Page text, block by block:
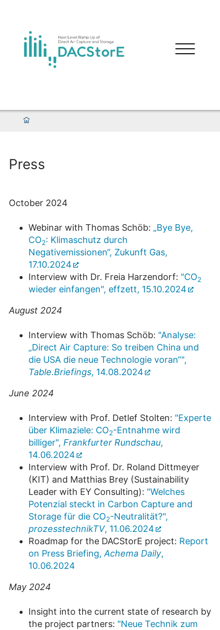
Press
October 2024
Webinar with Thomas Schöb: „Bye Bye,
CO2: Klimaschutz durch
Negativemissionen“, Zukunft Gas,
17.10.2024
Interview with Dr. Freia Harzendorf: "CO2
wieder einfangen", effzett, 15.10.2024
August 2024
Interview with Thomas Schöb: "Analyse:
„Direct Air Capture: So treiben China und
die USA die neue Technologie voran“",
Table.Briefings, 14.08.2024
June 2024
Interview with Prof. Detlef Stolten: "Experte
über Klimaziele: CO2-Entnahme wird
billiger", Frankfurter Rundschau,
14.06.2024
Interview with Prof. Dr. Roland Dittmeyer
(KIT) and Matthias Brey (Sustainability
Leader with EY Consulting): "Welches
Potenzial steckt in Carbon Capture and
Storage für die CO2-Neutralität?",
prozesstechnikTV, 11.06.2024
Roadmap for the DACStorE project: Report
on Press Briefing,Achema Daily,
10.06.2024
May 2024
Insight into the current state of research by
the project partners: "Neue Technik zum